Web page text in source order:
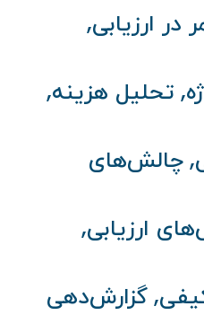
در ارزیابی,
, تحلیل هزینه,
, چالش‌های
ارزیابی,
, گزارش‌دهی